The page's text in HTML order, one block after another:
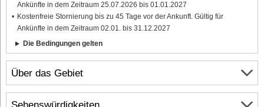
Über das Gebiet
Ankünfte in dem Zeitraum 25.07.2026 bis 01.01.2027
Kostenfreie Stornierung bis zu 45 Tage vor der Ankunft. Gültig für
Ankünfte in dem Zeitraum 02.01. bis 31.12.2027
Die Bedingungen gelten
Sehenswürdigkeiten